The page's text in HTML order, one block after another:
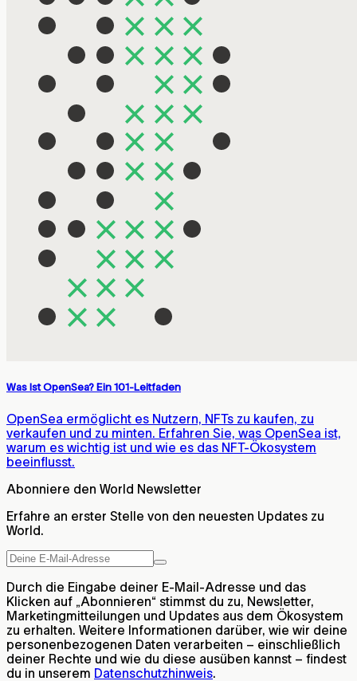
Was Ist OpenSea? Ein 101-Leitfaden
OpenSea ermöglicht es Nutzern, NFTs zu kaufen, zu
verkaufen und zu minten. Erfahren Sie, was OpenSea ist,
warum es wichtig ist und wie es das NFT-Ökosystem
beeinflusst.
Abonniere den World Newsletter
Erfahre an erster Stelle von den neuesten Updates zu
World.
Durch die Eingabe deiner E-Mail-Adresse und das
Klicken auf „Abonnieren“ stimmst du zu, Newsletter,
Marketingmitteilungen und Updates aus dem Ökosystem
zu erhalten. Weitere Informationen darüber, wie wir deine
personenbezogenen Daten verarbeiten – einschließlich
deiner Rechte und wie du diese ausüben kannst – findest
du in unserem Datenschutzhinweis.